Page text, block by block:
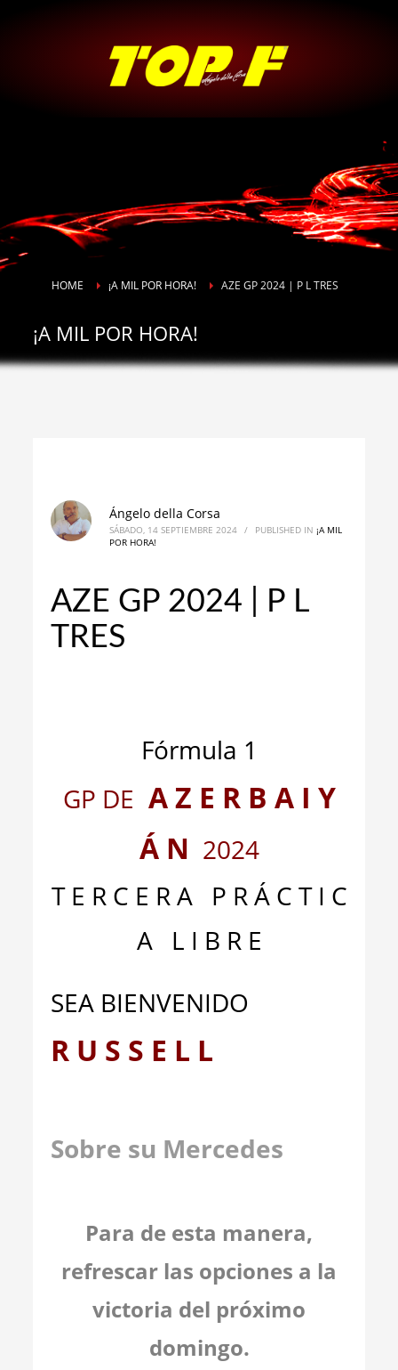
HOME ¡A MIL POR HORA! AZE GP 2024 | P L TRES
¡A MIL POR HORA!
Ángelo della Corsa
SÁBADO, 14 SEPTIEMBRE 2024 / PUBLISHED IN¡A MIL
POR HORA!
AZE GP 2024 | P L
TRES
Fórmula 1
GP DE A Z E R B A I Y
Á N 2024
T E R C E R A P R Á C T I C
A L I B R E
SEA BIENVENIDO
R U S S E L L
Sobre su Mercedes
Para de esta manera,
refrescar las opciones a la
victoria del próximo
domingo.